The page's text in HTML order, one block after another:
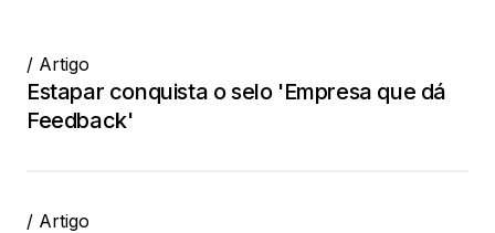
/ Artigo
Estapar conquista o selo 'Empresa que dá
Feedback'
/ Artigo